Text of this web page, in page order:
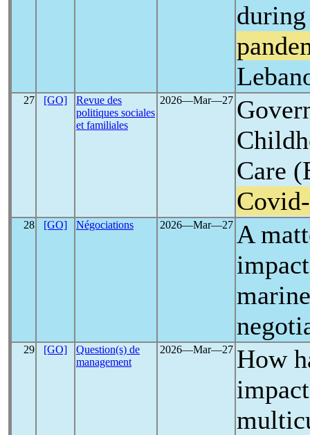
27 [GO]
Revue des
politiques sociales
et familiales
2026―Mar―27
Care
28 [GO] Négociations 2026―Mar―27 A
29 [GO]
Question(s) de
management
2026―Mar―27 How